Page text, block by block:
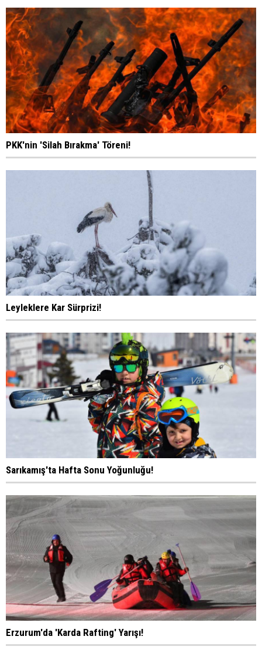
PKK'nin 'Silah Bırakma' Töreni!
Leyleklere Kar Sürprizi!
Sarıkamış'ta Hafta Sonu Yoğunluğu!
Erzurum'da 'Karda Rafting' Yarışı!